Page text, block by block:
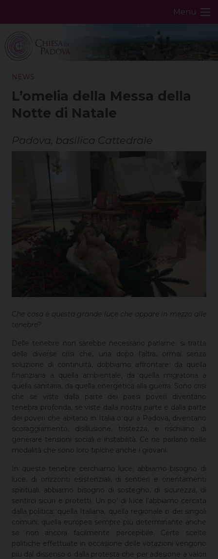
Menu
NEWS
L’omelia della Messa della
Notte di Natale
Padova, basilica Cattedrale
Che cosa è questa grande luce che appare in mezzo alle
tenebre?
Delle tenebre non sarebbe necessario parlarne: si tratta
delle diverse crisi che, una dopo l’altra, ormai senza
soluzione di continuità, dobbiamo affrontare: da quella
finanziaria a quella ambientale, da quella migratoria a
quella sanitaria, da quella energetica alla guerra. Sono crisi
che se viste dalla parte dei paesi poveri diventano
tenebra profonda, se viste dalla nostra parte e dalla parte
dei poveri che abitano in Italia o qui a Padova, diventano
scoraggiamento, disillusione, tristezza, e rischiano di
generare tensioni sociali e instabilità. Ce ne parlano nelle
modalità che sono loro tipiche anche i giovani.
In queste tenebre cerchiamo luce; abbiamo bisogno di
luce, di orizzonti esistenziali, di sentieri e orientamenti
spirituali; abbiamo bisogno di sostegno, di sicurezza, di
sentirci sicuri e protetti. Un po’ di luce l’abbiamo cercata
dalla politica: quella Italiana, quella regionale o dei singoli
comuni; quella europea sempre più determinante anche
se non ancora facilmente percepibile. Certe scelte
politiche effettuate in occasione delle votazioni vengono
più dal dissenso o dalla protesta che per adesione a valori